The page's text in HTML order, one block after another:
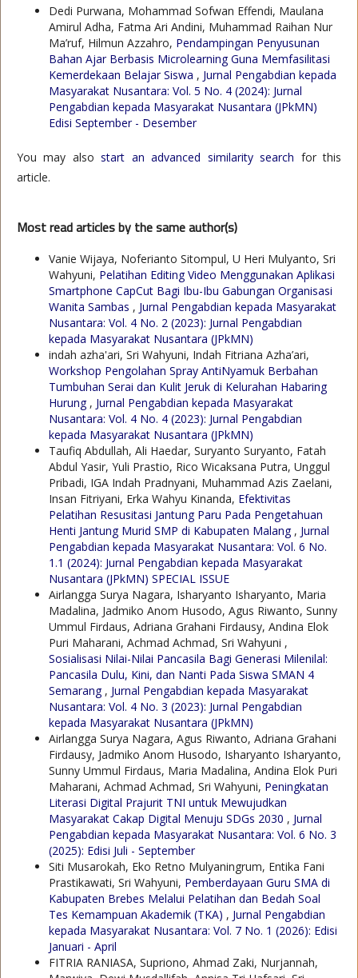
Dedi Purwana, Mohammad Sofwan Effendi, Maulana
Amirul Adha, Fatma Ari Andini, Muhammad Raihan Nur
Ma’ruf, Hilmun Azzahro, Pendampingan Penyusunan
Bahan Ajar Berbasis Microlearning Guna Memfasilitasi
Kemerdekaan Belajar Siswa , Jurnal Pengabdian kepada
Masyarakat Nusantara: Vol. 5 No. 4 (2024): Jurnal
Pengabdian kepada Masyarakat Nusantara (JPkMN)
Edisi September - Desember
You may alsostart an advanced similarity search for this
article.
Most read articles by the same author(s)
Vanie Wijaya, Noferianto Sitompul, U Heri Mulyanto, Sri
Wahyuni, Pelatihan Editing Video Menggunakan Aplikasi
Smartphone CapCut Bagi Ibu-Ibu Gabungan Organisasi
Wanita Sambas , Jurnal Pengabdian kepada Masyarakat
Nusantara: Vol. 4 No. 2 (2023): Jurnal Pengabdian
kepada Masyarakat Nusantara (JPkMN)
indah azha'ari, Sri Wahyuni, Indah Fitriana Azha’ari,
Workshop Pengolahan Spray AntiNyamuk Berbahan
Tumbuhan Serai dan Kulit Jeruk di Kelurahan Habaring
Hurung , Jurnal Pengabdian kepada Masyarakat
Nusantara: Vol. 4 No. 4 (2023): Jurnal Pengabdian
kepada Masyarakat Nusantara (JPkMN)
Taufiq Abdullah, Ali Haedar, Suryanto Suryanto, Fatah
Abdul Yasir, Yuli Prastio, Rico Wicaksana Putra, Unggul
Pribadi, IGA Indah Pradnyani, Muhammad Azis Zaelani,
Insan Fitriyani, Erka Wahyu Kinanda, Efektivitas
Pelatihan Resusitasi Jantung Paru Pada Pengetahuan
Henti Jantung Murid SMP di Kabupaten Malang , Jurnal
Pengabdian kepada Masyarakat Nusantara: Vol. 6 No.
1.1 (2024): Jurnal Pengabdian kepada Masyarakat
Nusantara (JPkMN) SPECIAL ISSUE
Airlangga Surya Nagara, Isharyanto Isharyanto, Maria
Madalina, Jadmiko Anom Husodo, Agus Riwanto, Sunny
Ummul Firdaus, Adriana Grahani Firdausy, Andina Elok
Puri Maharani, Achmad Achmad, Sri Wahyuni ,
Sosialisasi Nilai-Nilai Pancasila Bagi Generasi Milenilal:
Pancasila Dulu, Kini, dan Nanti Pada Siswa SMAN 4
Semarang , Jurnal Pengabdian kepada Masyarakat
Nusantara: Vol. 4 No. 3 (2023): Jurnal Pengabdian
kepada Masyarakat Nusantara (JPkMN)
Airlangga Surya Nagara, Agus Riwanto, Adriana Grahani
Firdausy, Jadmiko Anom Husodo, Isharyanto Isharyanto,
Sunny Ummul Firdaus, Maria Madalina, Andina Elok Puri
Maharani, Achmad Achmad, Sri Wahyuni, Peningkatan
Literasi Digital Prajurit TNI untuk Mewujudkan
Masyarakat Cakap Digital Menuju SDGs 2030 , Jurnal
Pengabdian kepada Masyarakat Nusantara: Vol. 6 No. 3
(2025): Edisi Juli - September
Siti Musarokah, Eko Retno Mulyaningrum, Entika Fani
Prastikawati, Sri Wahyuni, Pemberdayaan Guru SMA di
Kabupaten Brebes Melalui Pelatihan dan Bedah Soal
Tes Kemampuan Akademik (TKA) , Jurnal Pengabdian
kepada Masyarakat Nusantara: Vol. 7 No. 1 (2026): Edisi
Januari - April
FITRIA RANIASA, Supriono, Ahmad Zaki, Nurjannah,